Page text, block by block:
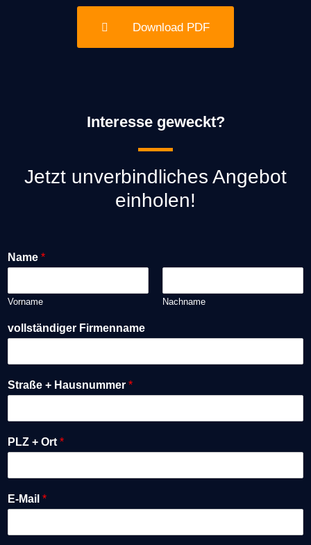
Download PDF
Interesse geweckt?
Jetzt unverbindliches Angebot
einholen!
Name *
Vorname Nachname
vollständiger Firmenname
Straße + Hausnummer *
PLZ + Ort *
E-Mail *